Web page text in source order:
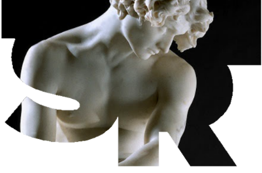
Dependendo do local da cidade existem várias linhas do STCP
que têm paragem perto do museu (200, 207, 302 300,601, 602,
507, 501, 201).
Programe a sua viagem aqui .
Metro
De momento, as estações de Metro mais próximas do Museu
são as estações Carolina Michaelis [linhas A, B, C, E, F] e
estação de S. Bento [linha D], ambas a uma distância de 20
minutos a pé.
Programe a sua viagem aqui.